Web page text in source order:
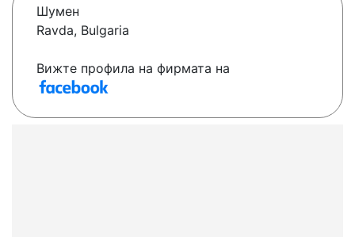
Шумен
Ravda, Bulgaria
Вижте профила на фирмата на